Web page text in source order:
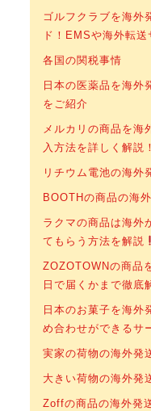
ゴルフクラブを海外
ド！EMSや海外転
各国の関税事情
日本の医薬品を海外
をご紹介
メルカリの商品を海
入方法を詳しく解説！
リチウム電池の海外
BOOTHの商品の海
ラクマの商品は海外
てもらう方法を解説
ZOZOTOWNの商品
日で届くかまで徹底
日本のお菓子を海外
め合わせができるサ
実家の荷物の海外発
大きい荷物の海外発
Zoffの商品の海外発